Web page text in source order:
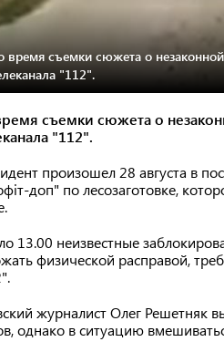
время съемки сюжета о
"112".
съемки сюжета о
"112".
произошел 28 августа в
доп" по лесозаготовке,
13.00 неизвестные
физической расправой,
журналист Олег Решетняк
однако в ситуацию